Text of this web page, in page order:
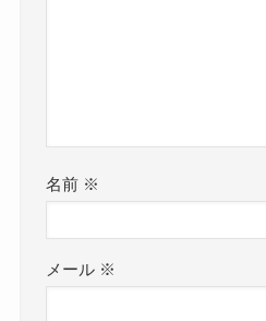
名前 ※
メール ※